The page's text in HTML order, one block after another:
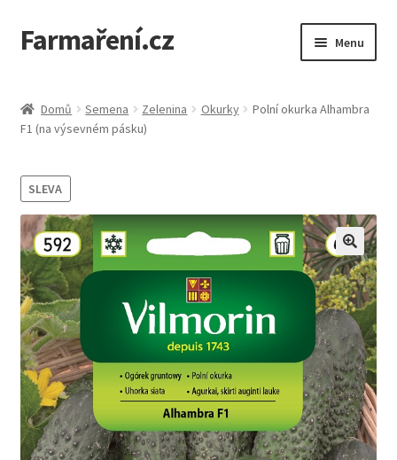
Přeskočit
na
Přejít
k
webu
Farmaření.cz Menu
child
Obchod
Objednávky a ceník
Semena Vilmorin
Kontakt
Domů Semena Zelenina Okurky
Polní okurka Alhambra
F1 (na výsevném pásku)
SLEVA